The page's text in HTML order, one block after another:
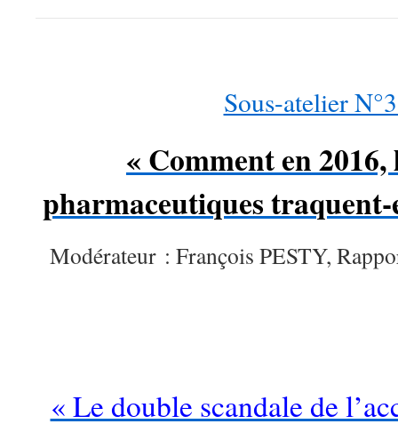
Sous-atelier
« Comment en 2016,
pharmaceutiques
Modérateur : François PESTY,
« Le double scandale de